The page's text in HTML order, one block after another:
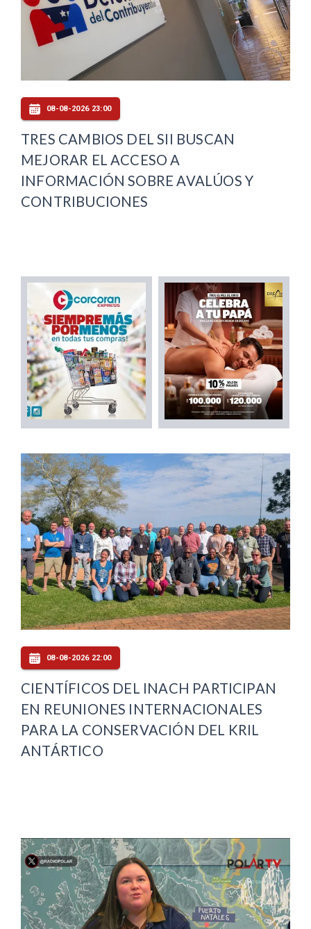
08-08-2026 23:00
TRES CAMBIOS DEL SII BUSCAN
MEJORAR EL ACCESO A
INFORMACIÓN SOBRE AVALÚOS Y
CONTRIBUCIONES
08-08-2026 22:00
CIENTÍFICOS DEL INACH PARTICIPAN
EN REUNIONES INTERNACIONALES
PARA LA CONSERVACIÓN DEL KRIL
ANTÁRTICO